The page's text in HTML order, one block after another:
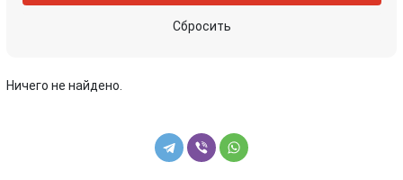
Сбросить
Ничего не найдено.